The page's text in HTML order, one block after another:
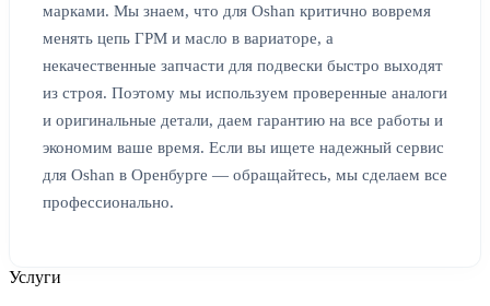
марками. Мы знаем, что для Oshan критично вовремя
менять цепь ГРМ и масло в вариаторе, а
некачественные запчасти для подвески быстро выходят
из строя. Поэтому мы используем проверенные аналоги
и оригинальные детали, даем гарантию на все работы и
экономим ваше время. Если вы ищете надежный сервис
для Oshan в Оренбурге — обращайтесь, мы сделаем все
профессионально.
Услуги